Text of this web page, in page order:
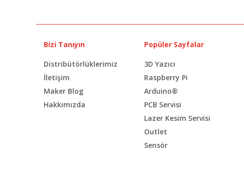
Bizi Tanıyın
Distribütörlüklerimiz
İletişim
Maker Blog
Hakkımızda
Popüler Sayfalar
3D Yazıcı
Raspberry Pi
Arduino®
PCB Servisi
Lazer Kesim Servisi
Outlet
Sensör